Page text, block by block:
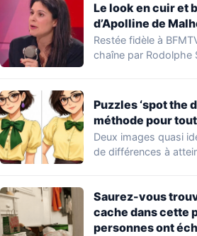
Le look en cuir et
d’Apolline de
Restée fidèle à
chaîne par Rodolphe
Puzzles ‘spot the
méthode pour
Deux images quasi
de différences à
Saurez-vous
cache dans cette
personnes ont